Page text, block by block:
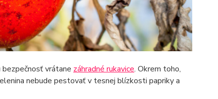
vrátane záhradné rukavice. Okrem toho,
nebude pestovať v tesnej blízkosti papriky a